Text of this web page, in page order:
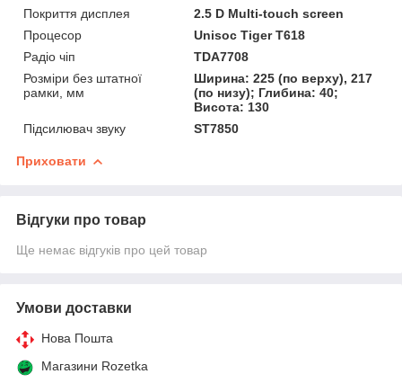
Покриття дисплея
2.5 D Multi-touch screen
Процесор
Unisoc Tiger T618
Радіо чіп
TDA7708
Розміри без штатної
рамки, мм
Ширина: 225 (по верху), 217
(по низу); Глибина: 40;
Висота: 130
Підсилювач звуку
ST7850
Приховати
Відгуки про товар
Ще немає відгуків про цей товар
Умови доставки
Нова Пошта
Магазини Rozetka